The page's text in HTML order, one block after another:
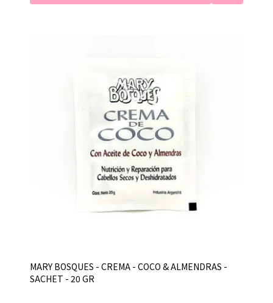
MARY BOSQUES - CREMA - COCO & ALMENDRAS -
SACHET - 20 GR